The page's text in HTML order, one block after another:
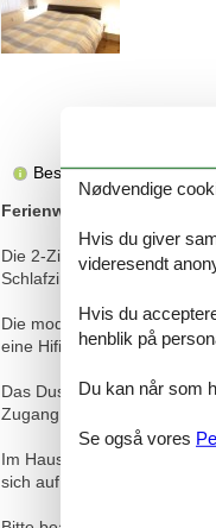
Beskrivelsen foreligger
Ferienwohnung/App. für 4
Die 2-Zimmer-Wohnung
Schlafzimmer mit einem
Die moderne Pantryküche
eine Hifi-Anlage. Auf dem
Das Duschbad/WC
Zugang steht Ihnen zur
Im Haus gibt es
sich auf dem Grundstück.
Nødvendige
Hvis du giver
videresendt
Hvis du
henblik på
Du kan når som
Se også vores